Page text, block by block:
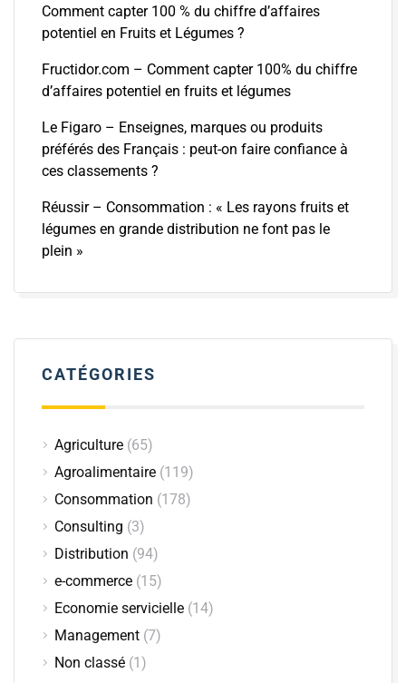
Comment capter 100 % du chiffre d’affaires
potentiel en Fruits et Légumes ?
Fructidor.com – Comment capter 100% du chiffre
d’affaires potentiel en fruits et légumes
Le Figaro – Enseignes, marques ou produits
préférés des Français : peut-on faire confiance à
ces classements ?
Réussir – Consommation : « Les rayons fruits et
légumes en grande distribution ne font pas le
plein »
CATÉGORIES
Agriculture (65)
Agroalimentaire (119)
Consommation (178)
Consulting (3)
Distribution (94)
e-commerce (15)
Economie servicielle (14)
Management (7)
Non classé (1)